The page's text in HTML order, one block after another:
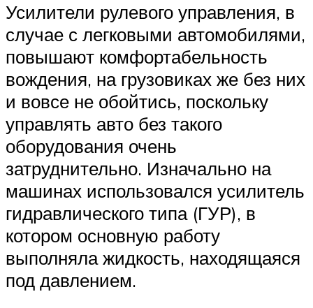
Усилители рулевого управления, в
случае с легковыми автомобилями,
повышают комфортабельность
вождения, на грузовиках же без них
и вовсе не обойтись, поскольку
управлять авто без такого
оборудования очень
затруднительно. Изначально на
машинах использовался усилитель
гидравлического типа (ГУР), в
котором основную работу
выполняла жидкость, находящаяся
под давлением.